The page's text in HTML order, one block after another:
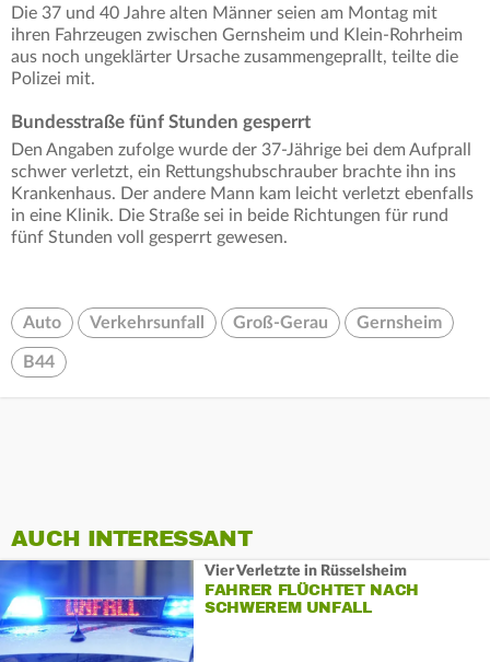
Die 37 und 40 Jahre alten Männer seien am Montag mit
ihren Fahrzeugen zwischen Gernsheim und Klein-Rohrheim
aus noch ungeklärter Ursache zusammengeprallt, teilte die
Polizei mit.
Bundesstraße fünf Stunden gesperrt
Den Angaben zufolge wurde der 37-Jährige bei dem Aufprall
schwer verletzt, ein Rettungshubschrauber brachte ihn ins
Krankenhaus. Der andere Mann kam leicht verletzt ebenfalls
in eine Klinik. Die Straße sei in beide Richtungen für rund
fünf Stunden voll gesperrt gewesen.
Auto Verkehrsunfall Groß-Gerau Gernsheim
B44
AUCH INTERESSANT
Vier Verletzte in Rüsselsheim
FAHRER FLÜCHTET NACH
SCHWEREM UNFALL